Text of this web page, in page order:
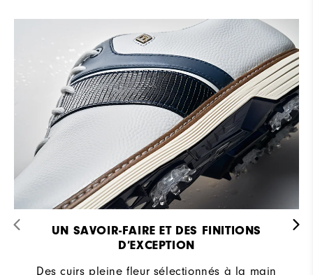
UN SAVOIR-FAIRE ET DES FINITIONS
D’EXCEPTION​
Des cuirs pleine fleur sélectionnés à la main